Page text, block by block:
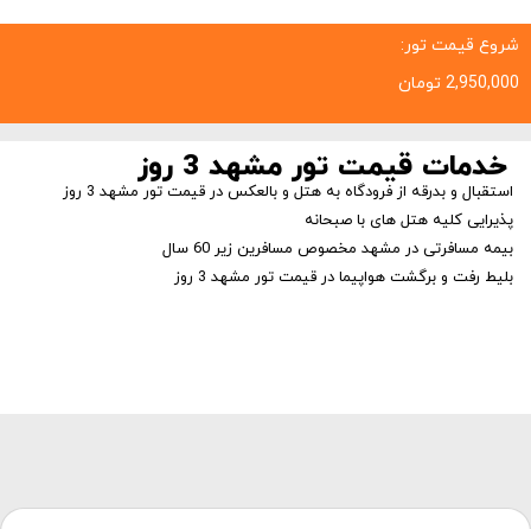
شروع قیمت تور:
2,950,000 تومان
خدمات قیمت تور مشهد 3 روز
استقبال و بدرقه از فرودگاه به هتل و بالعکس در قیمت تور مشهد 3 روز
پذیرایی کلیه هتل های با صبحانه
بیمه مسافرتی در مشهد مخصوص مسافرین زیر 60 سال
بلیط رفت و برگشت هواپیما در قیمت تور مشهد 3 روز